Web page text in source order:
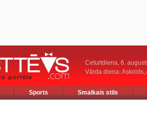
Ceturtdiena, 6.
Vārda diena: Askolds,
Sports Smalkais stils